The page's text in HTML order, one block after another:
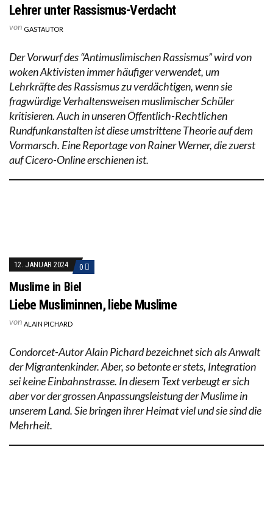
Lehrer unter Rassismus-Verdacht
von GASTAUTOR
Der Vorwurf des “Antimuslimischen Rassismus” wird von
woken Aktivisten immer häufiger verwendet, um
Lehrkräfte des Rassismus zu verdächtigen, wenn sie
fragwürdige Verhaltensweisen muslimischer Schüler
kritisieren. Auch in unseren Öffentlich-Rechtlichen
Rundfunkanstalten ist diese umstrittene Theorie auf dem
Vormarsch. Eine Reportage von Rainer Werner, die zuerst
auf Cicero-Online erschienen ist.
12. JANUAR 2024 0
Muslime in Biel
Liebe Musliminnen, liebe Muslime
von ALAIN PICHARD
Condorcet-Autor Alain Pichard bezeichnet sich als Anwalt
der Migrantenkinder. Aber, so betonte er stets, Integration
sei keine Einbahnstrasse. In diesem Text verbeugt er sich
aber vor der grossen Anpassungsleistung der Muslime in
unserem Land. Sie bringen ihrer Heimat viel und sie sind die
Mehrheit.